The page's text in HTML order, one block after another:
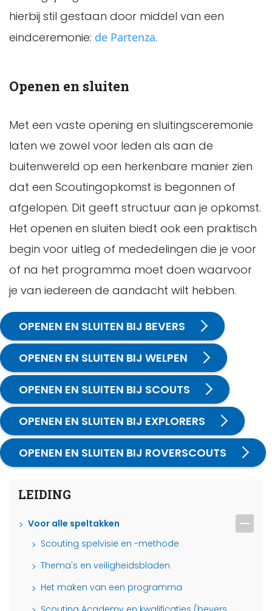
hierbij stil gestaan door middel van een
eindceremonie: de Partenza.
Openen en sluiten
Met een vaste opening en sluitingsceremonie
laten we zowel voor leden als aan de
buitenwereld op een herkenbare manier zien
dat een Scoutingopkomst is begonnen of
afgelopen. Dit geeft structuur aan je opkomst.
Het openen en sluiten biedt ook een praktisch
begin voor uitleg of mededelingen die je voor
of na het programma moet doen waarvoor
je van iedereen de aandacht wilt hebben.
OPENEN EN SLUITEN BIJ BEVERS
OPENEN EN SLUITEN BIJ WELPEN
OPENEN EN SLUITEN BIJ SCOUTS
OPENEN EN SLUITEN BIJ EXPLORERS
OPENEN EN SLUITEN BIJ ROVERSCOUTS
LEIDING
Voor alle speltakken
Scouting spelvisie en -methode
Thema's en veiligheidsbladen
Het maken van een programma